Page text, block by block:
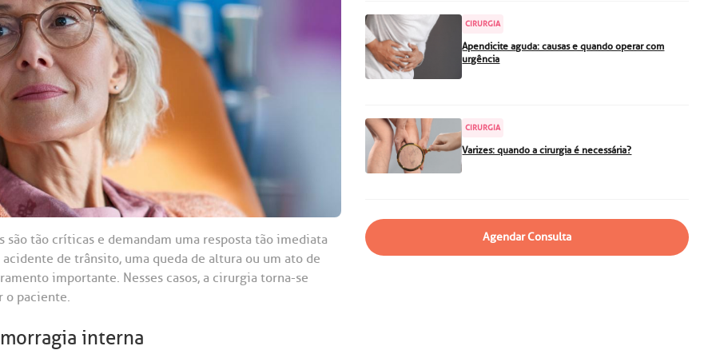
Saiba mais
Maestro Cardim, 769
01323-001 | Bela
Paulo - SP
R. Martiniano de Carvalho,
CEP: 01323-001 | Bela Vista
Endereço:
Paulista, São Paulo - SP
Teleinterconsulta
Centro de Doenças Autoimunes
Solicitação de veracidade de
atestado
tão críticas e demandam uma resposta tão imediata
de trânsito, uma queda de altura ou um ato de
importante. Nesses casos, a cirurgia torna-se
o paciente.
interna
CIRURGIA
Apendicite aguda: causas e quando operar com
urgência
CIRURGIA
Varizes: quando a cirurgia é necessária?
Agendar Consulta